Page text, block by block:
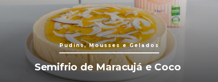
Pudins, Mousses e Gelados
Semifrio de Maracujá e Coco